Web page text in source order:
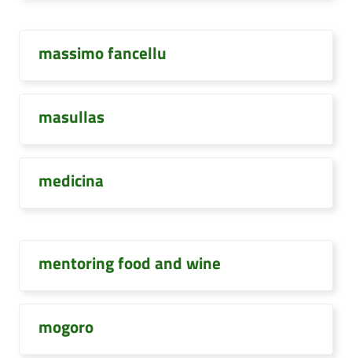
massimo fancellu
masullas
medicina
mentoring food and wine
mogoro